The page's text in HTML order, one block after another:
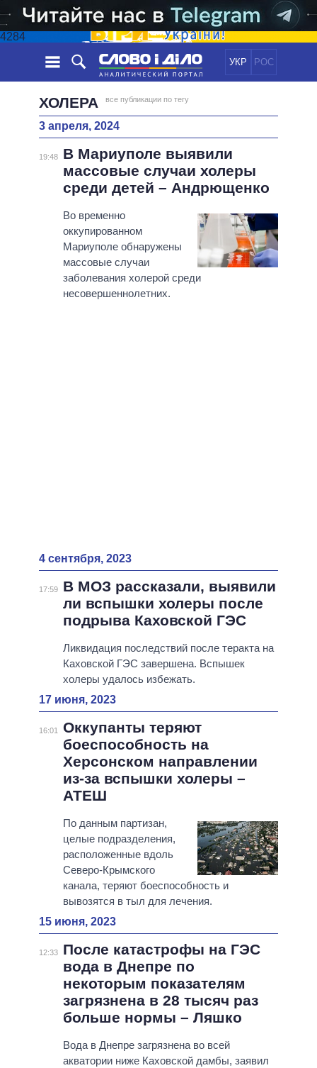
4284
УКР РОС
НОВОСТИ
ЛЕНТА
СОБЫТИЯ
СТАТЬИ
МНЕНИЯ
ОБЗОРЫ
ДАЙДЖЕСТЫ
ЭКОНОМИКА
ОБЩЕСТВО
МИР
ПОЛИТИКИ
ВСЕ ПОЛИТИКИ
ПРЕЗИДЕНТ И ОФИС
ВЕРХОВНАЯ РАДА
ГЛАВЫ ОБЛАДМИНИСТРАЦИЙ
МЭРЫ
ИНФОГРАФИКА
ПОДДЕРЖАТЬ
СРАВНЕНИЕ ПОЛИТИКОВ
ХОЛЕРА все публикации по тегу
3 апреля, 2024
19:48
В Мариуполе выявили
массовые случаи холеры
среди детей – Андрющенко
Во временно
оккупированном
Мариуполе обнаружены
массовые случаи
заболевания холерой среди
несовершеннолетних.
4 сентября, 2023
17:59
В МОЗ рассказали, выявили
ли вспышки холеры после
подрыва Каховской ГЭС
Ликвидация последствий после теракта на
Каховской ГЭС завершена. Вспышек
холеры удалось избежать.
17 июня, 2023
16:01
Оккупанты теряют
боеспособность на
Херсонском направлении
из-за вспышки холеры –
АТЕШ
По данным партизан,
целые подразделения,
расположенные вдоль
Северо-Крымского
канала, теряют боеспособность и
вывозятся в тыл для лечения.
15 июня, 2023
12:33
После катастрофы на ГЭС
вода в Днепре по
некоторым показателям
загрязнена в 28 тысяч раз
больше нормы – Ляшко
Вода в Днепре загрязнена во всей
акватории ниже Каховской дамбы, заявил